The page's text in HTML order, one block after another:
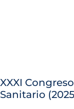
XXXI
Sanitario